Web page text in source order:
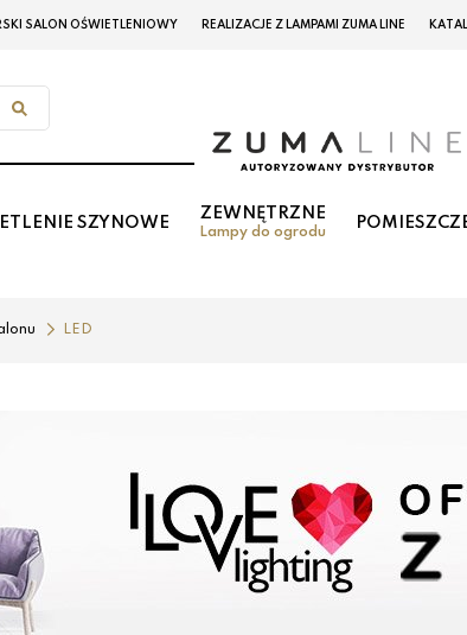
SALON OŚWIETLENIOWY REALIZACJE Z LAMPAMI ZUMA LINE
SZYNOWE
ZEWNĘTRZNE
Lampy do ogrodu
LED